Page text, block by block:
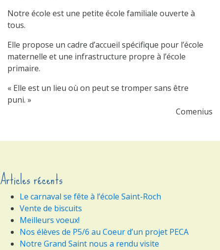
Notre école est une petite école familiale ouverte à
tous.
Elle propose un cadre d’accueil spécifique pour l’école
maternelle et une infrastructure propre à l’école
primaire.
« Elle est un lieu où on peut se tromper sans être
puni. »
Comenius
Articles récents
Le carnaval se fête à l’école Saint-Roch
Vente de biscuits
Meilleurs voeux!
Nos élèves de P5/6 au Coeur d’un projet PECA
Notre Grand Saint nous a rendu visite